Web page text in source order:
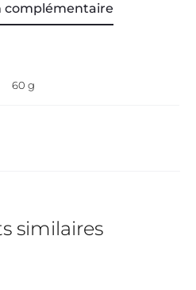
complémentaire
60 g
similaires